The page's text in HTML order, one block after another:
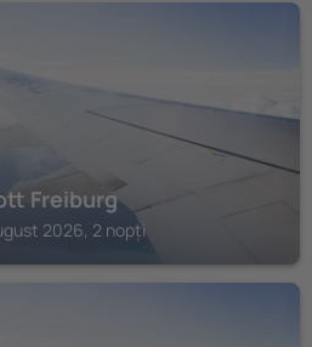
Freiburg
2026, 2 nopți